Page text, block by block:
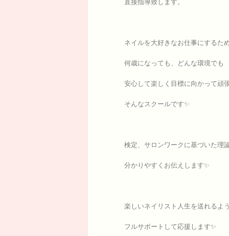
直接指導致します。
ネイルを大好きなお仕事にするた
何歳になっても、どんな環境でも
安心して楽しく目標に向かって頑
そんなスクールです✨
検定、サロンワークに基づいた理
分かりやすくお伝えします✨
楽しいネイリスト人生を送れるよう
フルサポートして応援します✨